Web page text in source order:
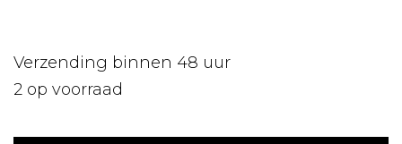
Verzending binnen 48 uur
2 op voorraad